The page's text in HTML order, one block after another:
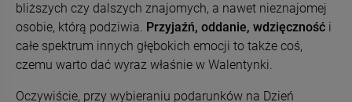
DO KOSZYKA DO KOSZYKA
bliższych czy dalszych znajomych, a nawet nieznajomej
osobie, którą podziwia. Przyjaźń, oddanie, wdzięczność i
całe spektrum innych głębokich emocji to także coś,
czemu warto dać wyraz właśnie w Walentynki.
Oczywiście, przy wybieraniu podarunków na Dzień